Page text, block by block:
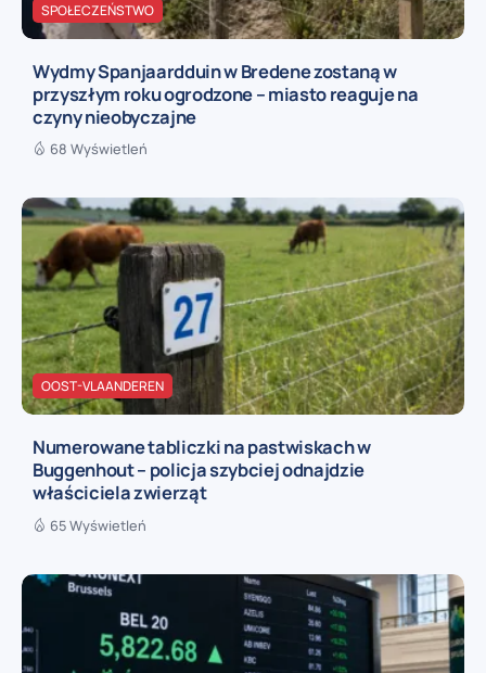
SPOŁECZEŃSTWO
Wydmy Spanjaardduin w Bredene zostaną w
przyszłym roku ogrodzone – miasto reaguje na
czyny nieobyczajne
68 Wyświetleń
OOST-VLAANDEREN
Numerowane tabliczki na pastwiskach w
Buggenhout – policja szybciej odnajdzie
właściciela zwierząt
65 Wyświetleń